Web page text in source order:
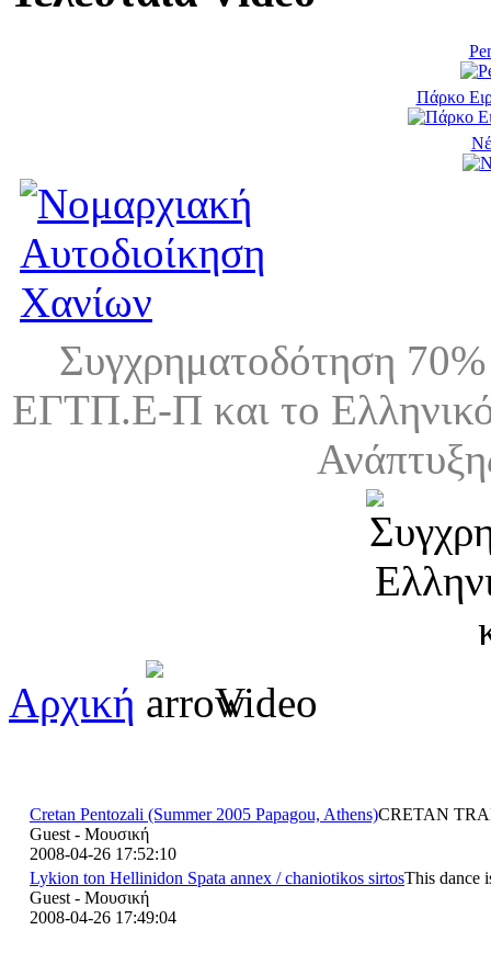
Πάρκο
Συγχρηματοδότηση
ΕΓΤΠ.Ε-Π και το
Αρχική Video
Cretan Pentozali (Summer 2005 Papagou, Athens)CRETAN
Guest - Μουσική
2008-04-26 17:52:10
Lykion ton Hellinidon Spata annex / chaniotikos sirtosThis dance
Guest - Μουσική
2008-04-26 17:49:04